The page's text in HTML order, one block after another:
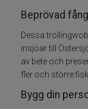
Spinnare
Skeddrag
Havsfiske
Beprövad
Dessa
insjöar till
av bete och
fler och större
Bygg din